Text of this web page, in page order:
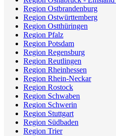
Region Ostbrandenburg
Region Ostwürttemberg
Region Ostthüringen
Region Pfalz
Region Potsdam
Region Regensburg
Region Reutlingen
Region Rheinhessen
Region Rhein-Neckar
Region Rostock
Region Schwaben
Region Schwerin
Region Stuttgart
Region Südbaden
Region Trier